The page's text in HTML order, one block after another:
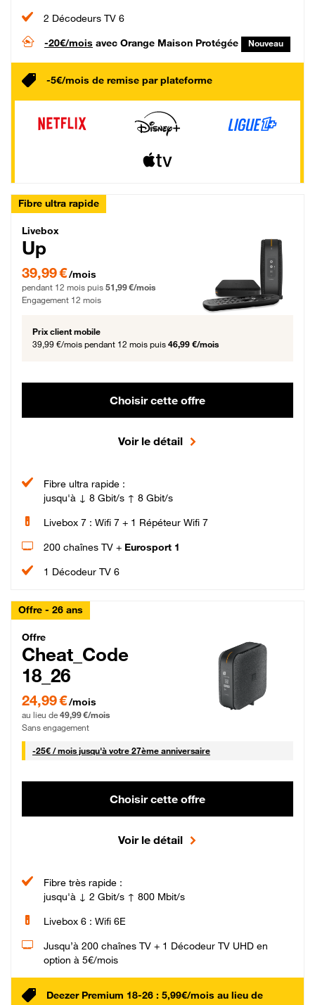
2 Décodeurs TV 6
-20€/mois avec Orange Maison Protégée Nouveau
-5€/mois de remise par plateforme
Fibre ultra rapide
Livebox Up Fibre
Livebox
Up
39,99 € par mois pendant 12 mois puis 51,99 € par mois, Engagement 12 mois
39,99 €/mois
pendant 12 mois puis 51,99 €/mois
Engagement 12 mois
Prix client mobile
39,99 €/mois pendant 12 mois puis 46,99 €/mois
Choisir cette offre
Voir le détail
Fibre ultra rapide :
jusqu'à ↓ 8 Gbit/s ↑ 8 Gbit/s
Livebox 7 : Wifi 7 + 1 Répéteur Wifi 7
200 chaînes TV + Eurosport 1
1 Décodeur TV 6
Offre - 26 ans
Cheat_Code Fibre_18_26
Offre
Cheat_Code
18_26
24,99 € par mois pendant 0 mois puis 49,99 € par mois, Sans engagement
24,99 €/mois
au lieu de 49,99 €/mois
Sans engagement
-25€ / mois25 € par mois
jusqu'à votre 27ème anniversaire
Choisir cette offre
Voir le détail
Fibre très rapide :
jusqu'à ↓ 2 Gbit/s ↑ 800 Mbit/s
Livebox 6 : Wifi 6E
Jusqu’à 200 chaînes TV + 1 Décodeur TV UHD en
option à 5€/mois
Deezer Premium 18-26 : 5,99€/mois au lieu de